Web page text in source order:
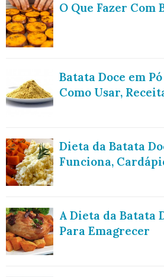
O Que Fazer Com
Batata Doce em
Como Usar,
Dieta da Batata
Funciona,
A Dieta da Batata
Para Emagrecer